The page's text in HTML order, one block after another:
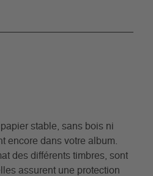
stable, sans bois ni
encore dans votre album.
des différents timbres, sont
assurent une protection